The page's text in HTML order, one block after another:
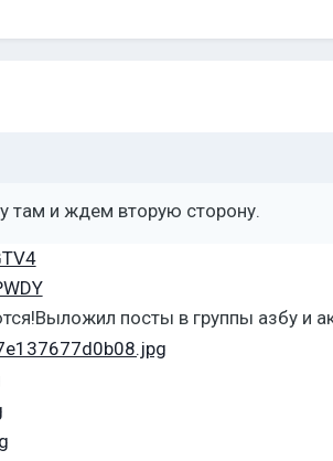
там и ждем вторую сторону.
посты в группы азбу и